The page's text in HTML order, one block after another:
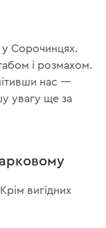
у Сорочинцях.
і розмахом.
нас —
увагу ще за
вигідних